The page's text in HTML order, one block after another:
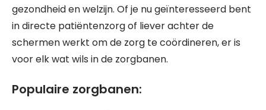
gezondheid en welzijn. Of je nu geïnteresseerd bent
in directe patiëntenzorg of liever achter de
schermen werkt om de zorg te coördineren, er is
voor elk wat wils in de zorgbanen.
Populaire zorgbanen: